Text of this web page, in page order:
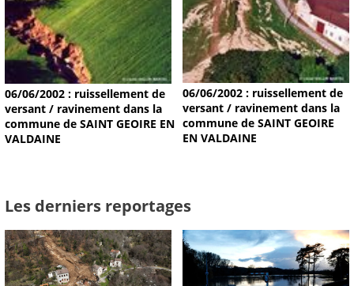
06/06/2002 : ruissellement de
versant / ravinement dans la
commune de SAINT GEOIRE EN
VALDAINE
06/06/2002 : ruissellement de
versant / ravinement dans la
commune de SAINT GEOIRE
EN VALDAINE
Les derniers reportages